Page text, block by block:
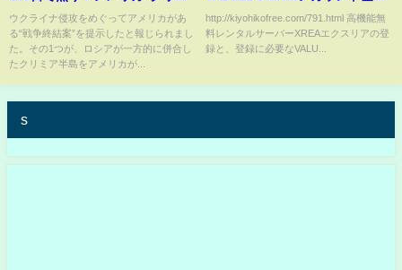
ア併合”承認を提案か【報道ステ
ーション】(2025年4月21日)
ウクライナ侵攻をめぐってアメリカがあ
る“戦争終結案”を提示したと報じられまし
た。その1つが、ロシアが一方的に併合し
たクリミア半島をアメリカが...
方法～無料レンタルサーバー
http://kiyohikofree.com/791.html 高機能無
料レンタルサーバーXREAエクスリアの登
録と、登録に必要なVALU...
s